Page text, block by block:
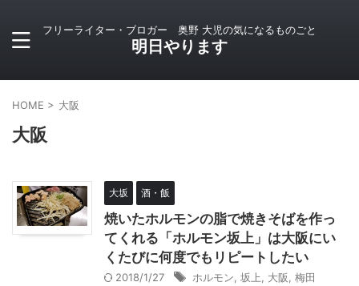
フリーライター・ブロガー 奥野 大児の気になるものごと
明日やります
HOME > 大阪
大阪
大坂 酒・飯
焼いたホルモンの脂で焼きそばを作っ
てくれる「ホルモン坂上」は大阪にい
くたびに何度でもリピートしたい
2018/1/27 ホルモン 坂上 大阪 梅田